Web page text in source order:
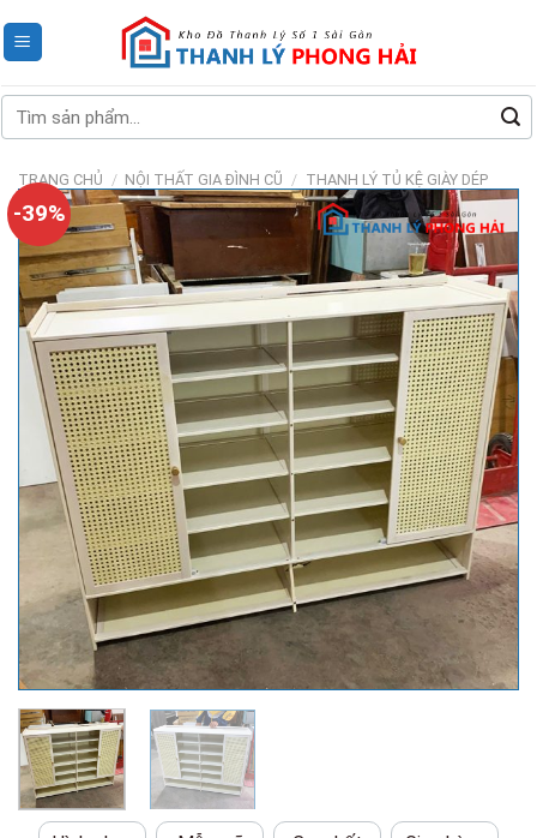
to
Tìm
kiếm:
TRANG CHỦ / NỘI THẤT GIA ĐÌNH CŨ / THANH LÝ TỦ KỆ GIÀY DÉP
-39%